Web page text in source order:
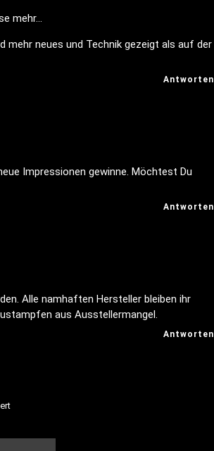
mehr…
mehr neues und Technik gezeigt als auf der
Antworten
Impressionen gewinne. Möchtest Du
Antworten
Alle namhaften Hersteller bleiben ihr
aus Ausstellermangel.
Antworten